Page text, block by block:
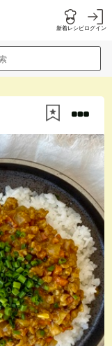
新着レシピログイン